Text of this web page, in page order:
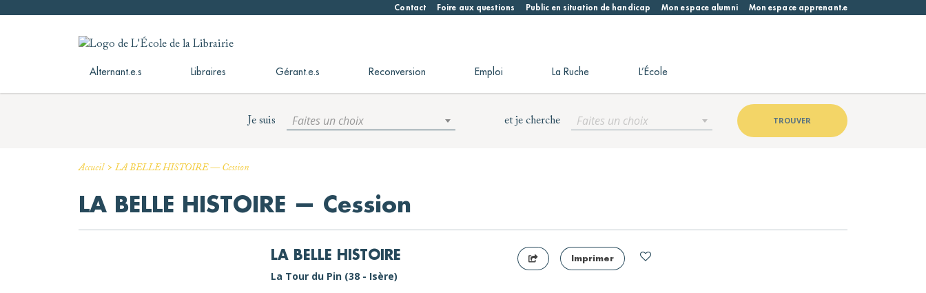
Contact Foire aux questions Public en situation de handicap Mon espace alumni Mon espace apprenant.e
L'École de la Librairie
L'École de la Librairie – INFL
Alternant.e.s Libraires Gérant.e.s Reconversion Emploi La Ruche L’École
Je suis Faites un choix et je cherche Faites un choix TROUVER
Accueil> LA BELLE HISTOIRE — Cession
LA BELLE HISTOIRE — Cession
LA BELLE HISTOIRE
La Tour du Pin (38 - Isère)
Imprimer